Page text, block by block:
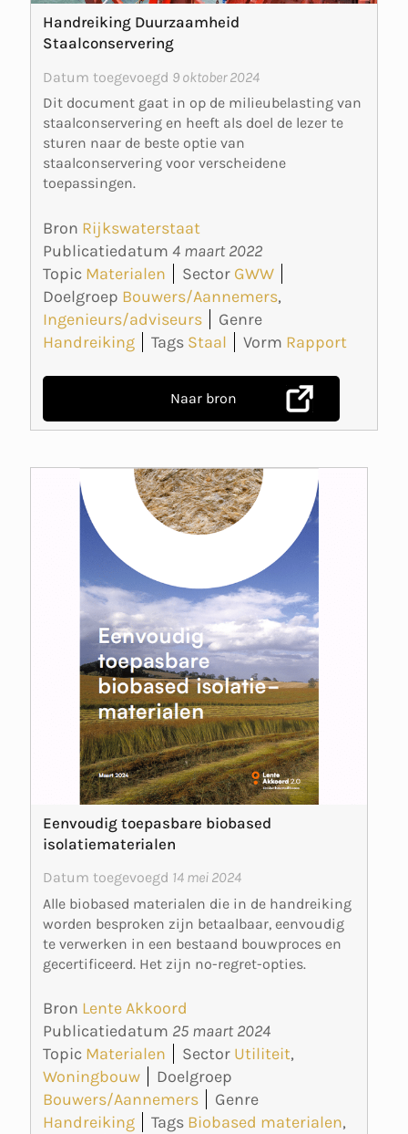
Handreiking Duurzaamheid
Staalconservering
Datum toegevoegd 9 oktober 2024
Dit document gaat in op de milieubelasting van
staalconservering en heeft als doel de lezer te
sturen naar de beste optie van
staalconservering voor verscheidene
toepassingen.
Bron Rijkswaterstaat
Publicatiedatum 4 maart 2022
Topic Materialen Sector GWW
Doelgroep Bouwers/Aannemers,
Ingenieurs/adviseurs
Genre
Handreiking
Tags Staal Vorm Rapport
Naar bron
Eenvoudig toepasbare biobased
isolatiematerialen
Datum toegevoegd 14 mei 2024
Alle biobased materialen die in de handreiking
worden besproken zijn betaalbaar, eenvoudig
te verwerken in een bestaand bouwproces en
gecertificeerd. Het zijn no-regret-opties.
Bron Lente Akkoord
Publicatiedatum 25 maart 2024
Topic Materialen Sector Utiliteit,
Woningbouw
Doelgroep
Bouwers/Aannemers
Genre
Handreiking
Tags Biobased materialen,